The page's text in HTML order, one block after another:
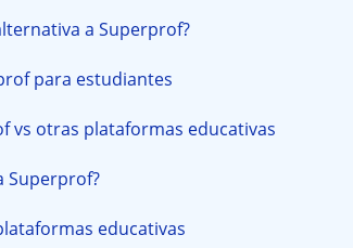
a Superprof?
para estudiantes
vs otras plataformas educativas
Superprof?
educativas